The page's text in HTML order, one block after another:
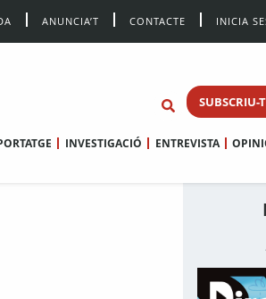
ANUNCIA’T CONTACTE INICIA
SUBSCRIU-
INVESTIGACIÓ ENTREVISTA